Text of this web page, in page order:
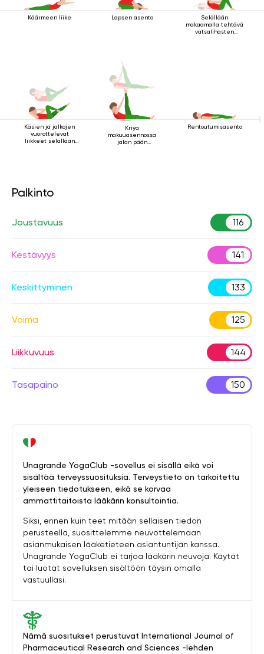
Käärmeen liike Lapsen asento
Selällään
makaamalla tehtävä
vatsalihasten
Käsien ja jalkojen
vuorottelevat
liikkeet selällään
Kriya
makuuasennossa
jalan pään
Rentoutumisasento
Palkinto
Joustavuus 116
Kestävyys 141
Keskittyminen 133
Voima 125
Liikkuvuus 144
Tasapaino 150
Nämä suositukset perustuvat International Journal of
Pharmaceutical Research and Sciences -lehden
Unagrande YogaClub -sovellus ei sisällä eikä voi
sisältää terveyssuosituksia. Terveystieto on tarkoitettu
yleiseen tiedotukseen, eikä se korvaa
ammattitaitoista lääkärin konsultointia.
Siksi, ennen kuin teet mitään sellaisen tiedon
perusteella, suosittelemme neuvottelemaan
asianmukaisen lääketieteen asiantuntijan kanssa.
Unagrande YogaClub ei tarjoa lääkärin neuvoja. Käytät
tai luotat sovelluksen sisältöön täysin omalla
vastuullasi.